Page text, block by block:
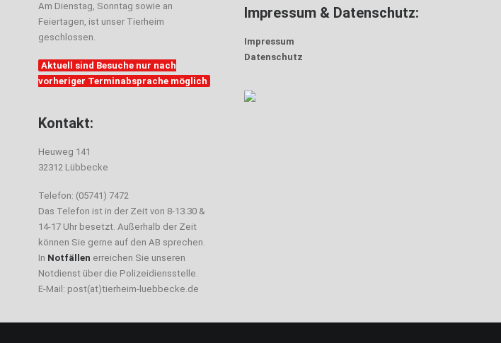
Am Dienstag, Sonntag sowie an
Feiertagen, ist unser Tierheim
geschlossen.
Aktuell sind Besuche nur nach
vorheriger Terminabsprache möglich
Kontakt:
Heuweg 141
32312 Lübbecke
Telefon: (05741) 7472
Das Telefon ist in der Zeit von 8-13.30 &
14-17 Uhr besetzt. Außerhalb der Zeit
können Sie gerne auf den AB sprechen.
In Notfällen erreichen Sie unseren
Notdienst über die Polizeidiensstelle.
E-Mail: post(at)tierheim-luebbecke.de
Impressum & Datenschutz:
Impressum
Datenschutz